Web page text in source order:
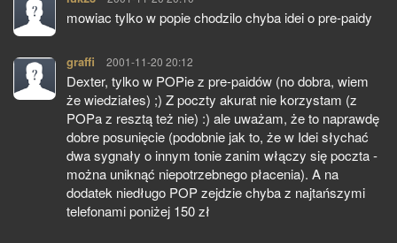
mowiac tylko w popie chodzilo chyba idei o pre-paidy
graffi pisze:
2001-11-20 20:12
Dexter, tylko w POPie z pre-paidów (no dobra, wiem
że wiedziałes) ;) Z poczty akurat nie korzystam (z
POPa z resztą też nie) :) ale uważam, że to naprawdę
dobre posunięcie (podobnie jak to, że w Idei słychać
dwa sygnały o innym tonie zanim włączy się poczta -
można uniknąć niepotrzebnego płacenia). A na
dodatek niedługo POP zejdzie chyba z najtańszymi
telefonami poniżej 150 zł